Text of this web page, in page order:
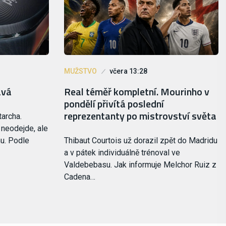
ale
Podle
MUŽSTVO včera 13:28
Real téměř kompletní. Mourinho v
pondělí přivítá poslední
reprezentanty po mistrovství světa
Thibaut Courtois už dorazil zpět do Madridu
a v pátek individuálně trénoval ve
Valdebebasu. Jak informuje Melchor Ruiz z
Cadena…